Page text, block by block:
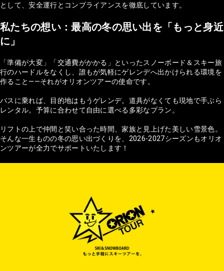
として、安全運行とコンプライアンスを徹底しています。
私たちの想い：最高の冬の思い出を「もっと身近
に」
「準備が大変」「交通費がかかる」といったスノーボード＆スキー旅
行のハードルをなくし、誰もが気軽にゲレンデへ出かけられる環境を
作ること——それがオリオンツアーの使命です。
バスに乗れば、目的地はもうゲレンデ。道具がなくても現地で手ぶら
レンタル。予算に合わせて自由に選べる多彩なプラン。
リフトの上で仲間と笑い合った時間、家族と見上げた美しい雪景色。
そんな一生ものの冬の思い出づくりを、2026-2027シーズンもオリオ
ンツアーが全力でサポートいたします！